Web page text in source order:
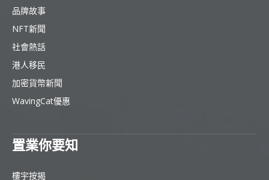
品牌故事
NFT新聞
社會熱話
港人移民
加密貨幣新聞
WavingCat優惠
置業你要知
樓宇按揭